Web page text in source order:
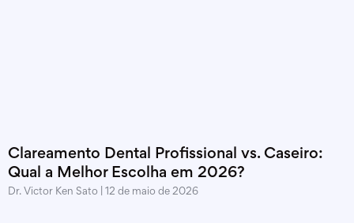
Clareamento Dental Profissional vs. Caseiro:
Qual a Melhor Escolha em 2026?
Dr. Victor Ken Sato 12 de maio de 2026